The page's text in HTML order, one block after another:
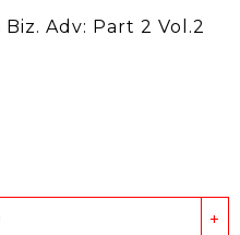
Biz. Adv: Part 2 Vol.2
+